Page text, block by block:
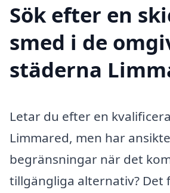
Sök efter en
smed i de
städerna
Letar du efter en
Limmared, men har
begränsningar när det
tillgängliga alternativ? Det